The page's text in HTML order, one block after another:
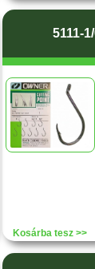
5111-
Kosárba tesz >>